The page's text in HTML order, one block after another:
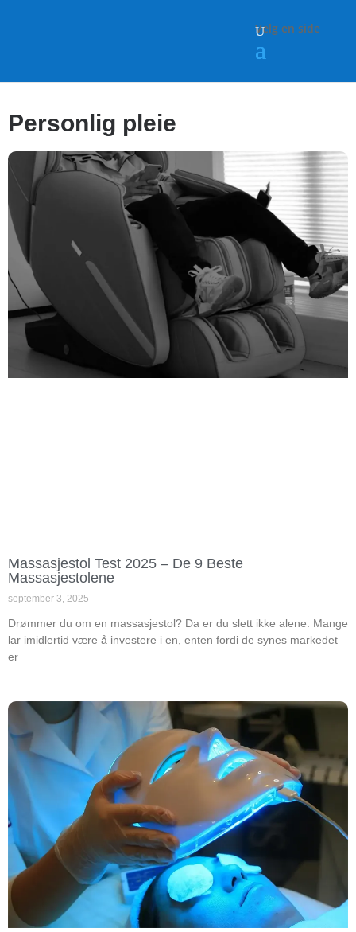
Velg en side
Personlig pleie
Massasjestol Test 2025 – De 9 Beste
Massasjestolene
september 3, 2025
Drømmer du om en massasjestol? Da er du slett ikke alene. Mange
lar imidlertid være å investere i en, enten fordi de synes markedet
er